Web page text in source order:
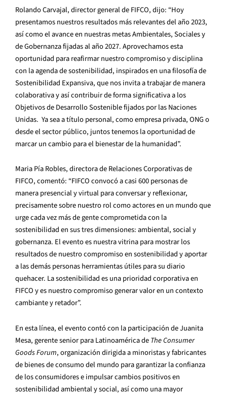
Rolando Carvajal, director general de FIFCO, dijo: “Hoy
presentamos nuestros resultados más relevantes del año 2023,
así como el avance en nuestras metas Ambientales, Sociales y
de Gobernanza fijadas al año 2027. Aprovechamos esta
oportunidad para reafirmar nuestro compromiso y disciplina
con la agenda de sostenibilidad, inspirados en una filosofía de
Sostenibilidad Expansiva, que nos invita a trabajar de manera
colaborativa y así contribuir de forma significativa a los
Objetivos de Desarrollo Sostenible fijados por las Naciones
Unidas. Ya sea a título personal, como empresa privada, ONG o
desde el sector público, juntos tenemos la oportunidad de
marcar un cambio para el bienestar de la humanidad”.
Maria Pía Robles, directora de Relaciones Corporativas de
FIFCO, comentó: “FIFCO convocó a casi 600 personas de
manera presencial y virtual para conversar y reflexionar,
precisamente sobre nuestro rol como actores en un mundo que
urge cada vez más de gente comprometida con la
sostenibilidad en sus tres dimensiones: ambiental, social y
gobernanza. El evento es nuestra vitrina para mostrar los
resultados de nuestro compromiso en sostenibilidad y aportar
a las demás personas herramientas útiles para su diario
quehacer. La sostenibilidad es una prioridad corporativa en
FIFCO y es nuestro compromiso generar valor en un contexto
cambiante y retador”.
En esta línea, el evento contó con la participación de Juanita
Mesa, gerente senior para Latinoamérica deThe Consumer
Goods Forum, organización dirigida a minoristas y fabricantes
de bienes de consumo del mundo para garantizar la confianza
de los consumidores e impulsar cambios positivos en
sostenibilidad ambiental y social, así como una mayor